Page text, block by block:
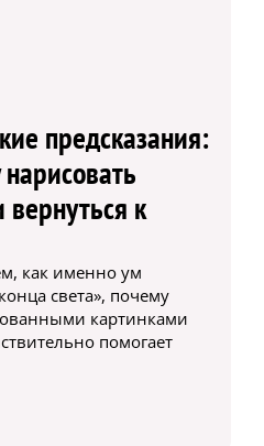
предсказания:
вернуться к
как именно ум
света», почему
картинками
помогает